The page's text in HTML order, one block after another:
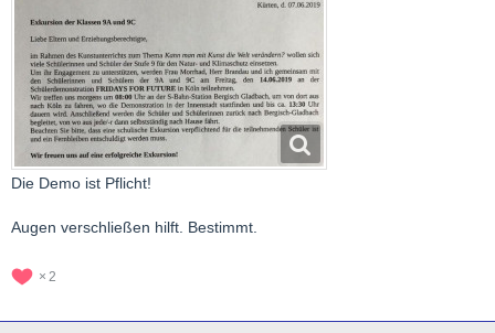
Die Demo ist Pflicht!
Augen verschließen hilft. Bestimmt.
2